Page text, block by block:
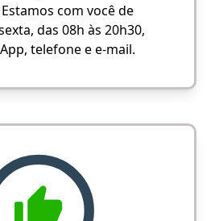
com você de
das 08h às 20h30,
telefone e e-mail.